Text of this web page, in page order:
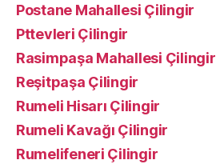
Postane Mahallesi Çilingir
Pttevleri Çilingir
Rasimpaşa Mahallesi Çilingir
Reşitpaşa Çilingir
Rumeli Hisarı Çilingir
Rumeli Kavağı Çilingir
Rumelifeneri Çilingir